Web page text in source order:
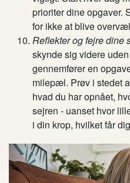
prioriter dine opgaver.
for ikke at blive
Reflekter og fejre dine
skynde sig videre
gennemfører en
milepæl. Prøv i stedet
hvad du har opnået,
sejren - uanset hvor
i din krop, hvilket får